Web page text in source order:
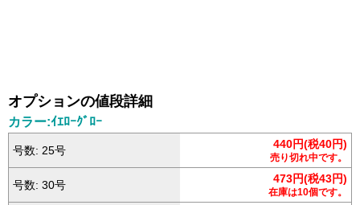
オプションの値段詳細
カラー:ｲｴﾛｰｸﾞﾛｰ
号数: 25号 440円(税40円)
売り切れ中です。
号数: 30号 473円(税43円)
在庫は10個です。